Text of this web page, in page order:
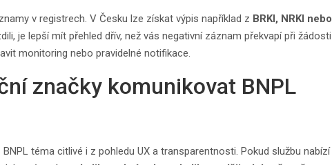
v registrech. V Česku lze získat výpis například z BRKI, NRKI nebo
je lepší mít přehled dřív, než vás negativní záznam překvapí při žádosti
monitoring nebo pravidelné notifikace.
značky komunikovat BNPL
téma citlivé i z pohledu UX a transparentnosti. Pokud službu nabízí